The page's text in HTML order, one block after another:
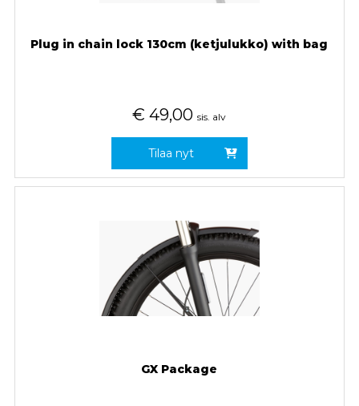
Plug in chain lock 130cm (ketjulukko) with bag
€ 49,00 sis. alv
Tilaa nyt
GX Package